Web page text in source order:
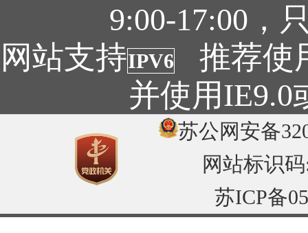
9:00-17:00，
网站支持IPV6推荐使
并使用IE9.0
苏公网安备
网站标识码
苏ICP备